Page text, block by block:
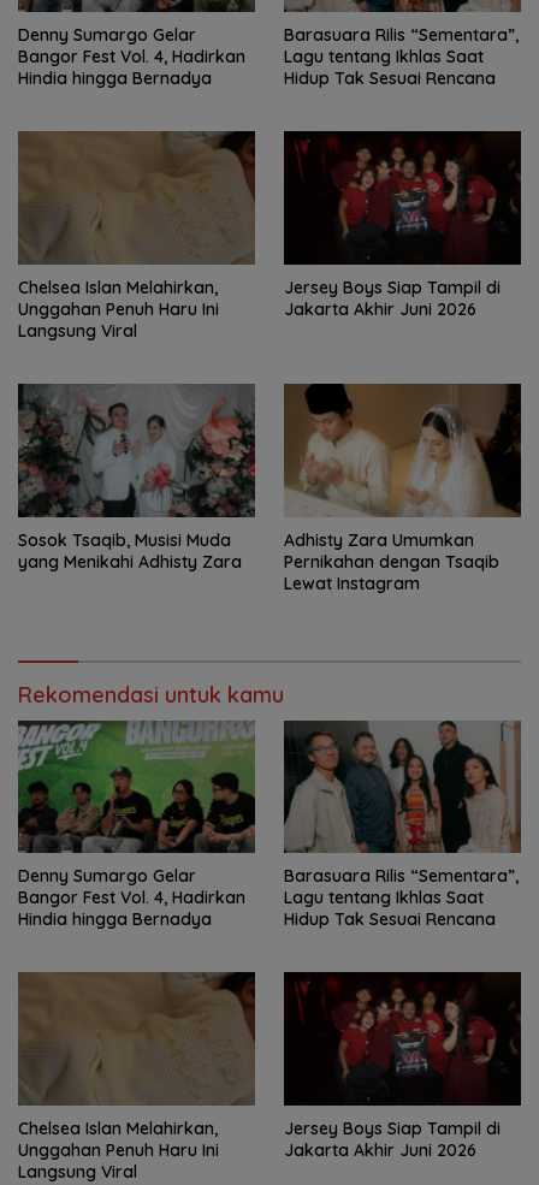
Denny Sumargo Gelar
Bangor Fest Vol. 4, Hadirkan
Hindia hingga Bernadya
Barasuara Rilis “Sementara”,
Lagu tentang Ikhlas Saat
Hidup Tak Sesuai Rencana
Chelsea Islan Melahirkan,
Unggahan Penuh Haru Ini
Langsung Viral
Jersey Boys Siap Tampil di
Jakarta Akhir Juni 2026
Sosok Tsaqib, Musisi Muda
yang Menikahi Adhisty Zara
Adhisty Zara Umumkan
Pernikahan dengan Tsaqib
Lewat Instagram
Rekomendasi untuk kamu
Denny Sumargo Gelar
Bangor Fest Vol. 4, Hadirkan
Hindia hingga Bernadya
Barasuara Rilis “Sementara”,
Lagu tentang Ikhlas Saat
Hidup Tak Sesuai Rencana
Chelsea Islan Melahirkan,
Unggahan Penuh Haru Ini
Langsung Viral
Jersey Boys Siap Tampil di
Jakarta Akhir Juni 2026